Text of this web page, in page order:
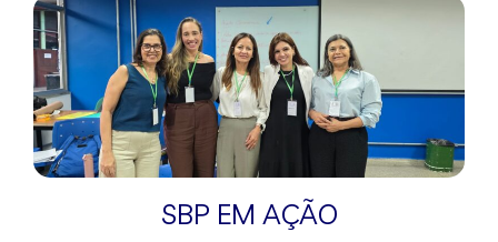
SBP EM AÇÃO